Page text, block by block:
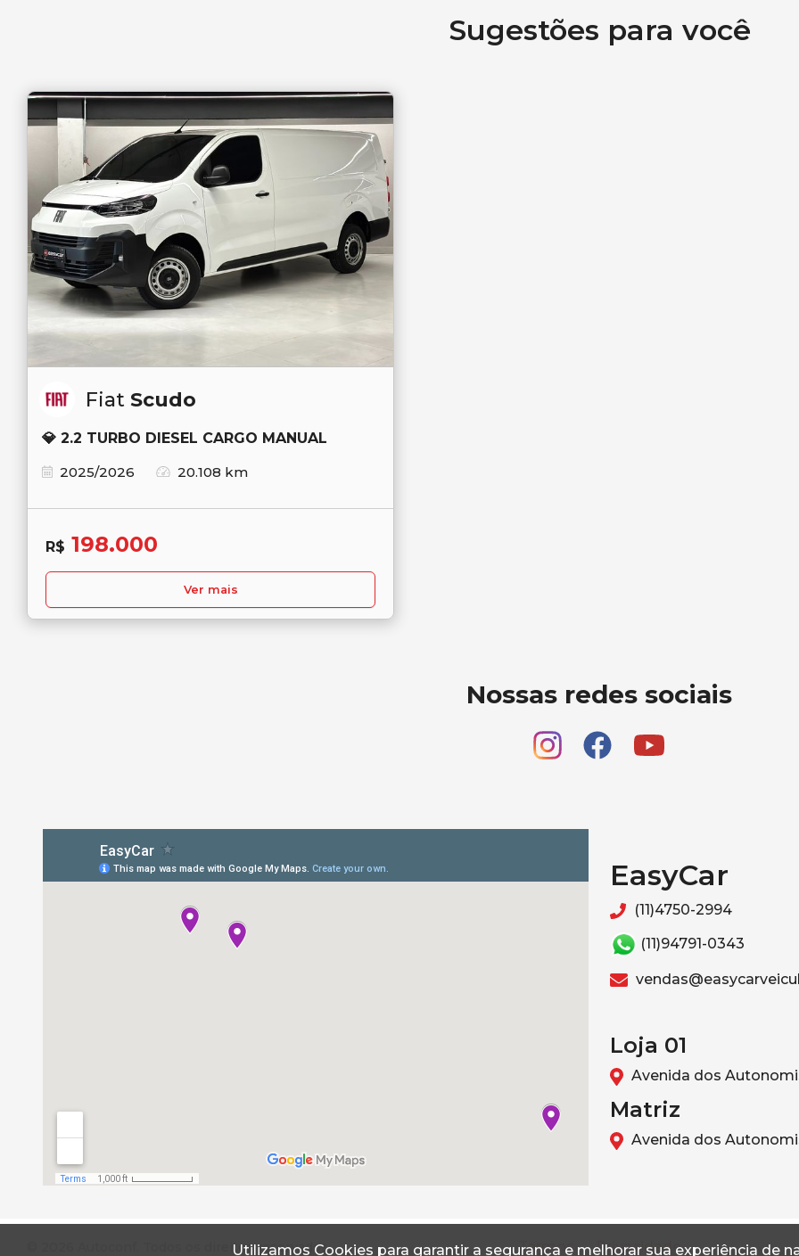
Utilizamos Cookies para garantir a segurança e melhorar sua experiência de
Sugestões para você
Fiat Scudo
💎 2.2 TURBO DIESEL CARGO MANUAL
2025/2026
20.108 km
R$ 198.000
Ver mais
Nossas redes sociais
EasyCar
(11)4750-2994
(11)94791-0343
Loja 01
Avenida dos
Matriz
Avenida dos
© 2026 Autoconf. Todos os direitos reservados. Termos Privacidade